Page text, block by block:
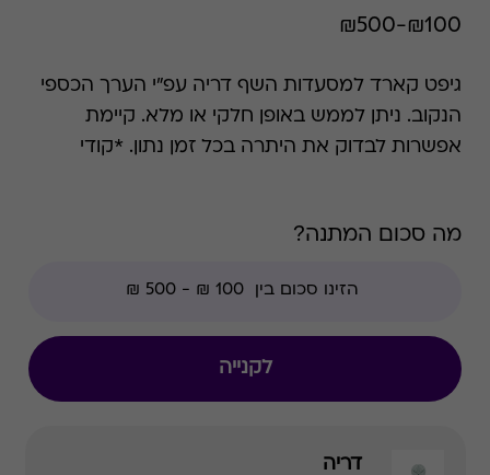
₪100-₪500
גיפט קארד למסעדות השף דריה עפ"י הערך הכספי
הנקוב. ניתן לממש באופן חלקי או מלא. קיימת
אפשרות לבדוק את היתרה בכל זמן נתון. *קודי
מה סכום המתנה?
לקנייה
דריה